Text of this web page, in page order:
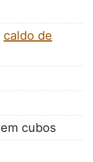
caldo de
em cubos